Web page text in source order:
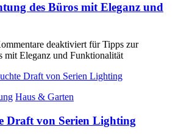
des Büros mit Eleganz und
deaktiviert für Tipps zur
mit Eleganz und Funktionalität
Haus & Garten
Draft von Serien Lighting